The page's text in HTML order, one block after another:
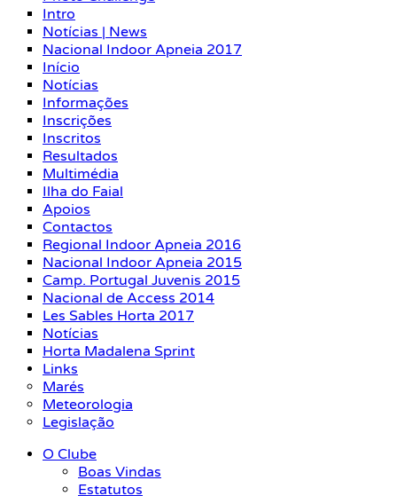
Intro
Notícias | News
Nacional Indoor Apneia 2017
Início
Notícias
Informações
Inscrições
Inscritos
Resultados
Multimédia
Ilha do Faial
Apoios
Contactos
Regional Indoor Apneia 2016
Nacional Indoor Apneia 2015
Camp. Portugal Juvenis 2015
Nacional de Access 2014
Les Sables Horta 2017
Notícias
Horta Madalena Sprint
Links
Marés
Meteorologia
Legislação
O Clube
Boas Vindas
Estatutos